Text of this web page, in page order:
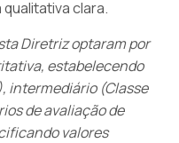
clara.
Diretriz optaram por
estabelecendo
intermediário (Classe
de avaliação de
valores